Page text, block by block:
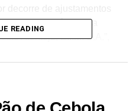
Capitais Próprios da
Alentejo, E.I.M. S.A.”,
O documento segue agora
Municipal.
municipal analisou e
READING